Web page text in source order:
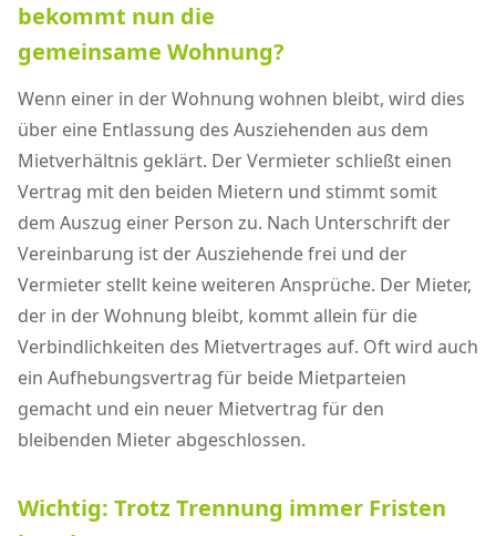
bekommt nun die
gemeinsame Wohnung?
Wenn einer in der Wohnung wohnen bleibt, wird dies
über eine Entlassung des Ausziehenden aus dem
Mietverhältnis geklärt. Der Vermieter schließt einen
Vertrag mit den beiden Mietern und stimmt somit
dem Auszug einer Person zu. Nach Unterschrift der
Vereinbarung ist der Ausziehende frei und der
Vermieter stellt keine weiteren Ansprüche. Der Mieter,
der in der Wohnung bleibt, kommt allein für die
Verbindlichkeiten des Mietvertrages auf. Oft wird auch
ein Aufhebungsvertrag für beide Mietparteien
gemacht und ein neuer Mietvertrag für den
bleibenden Mieter abgeschlossen.
Wichtig: Trotz Trennung immer Fristen